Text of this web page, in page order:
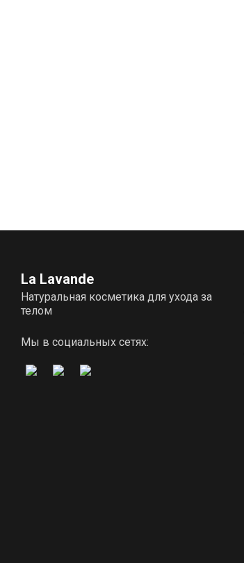
La Lavande
Натуральная косметика для ухода за
телом
Мы в социальных сетях: